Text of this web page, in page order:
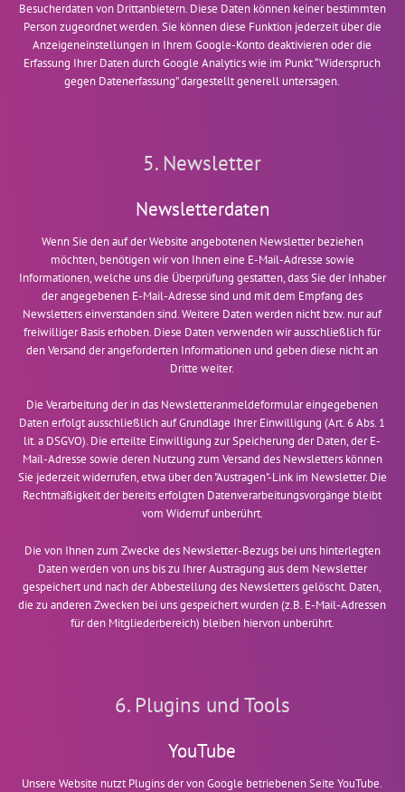
Besucherdaten von Drittanbietern. Diese Daten können keiner bestimmten
Person zugeordnet werden. Sie können diese Funktion jederzeit über die
Anzeigeneinstellungen in Ihrem Google-Konto deaktivieren oder die
Erfassung Ihrer Daten durch Google Analytics wie im Punkt “Widerspruch
gegen Datenerfassung” dargestellt generell untersagen.
5. Newsletter
Newsletterdaten
Wenn Sie den auf der Website angebotenen Newsletter beziehen
möchten, benötigen wir von Ihnen eine E-Mail-Adresse sowie
Informationen, welche uns die Überprüfung gestatten, dass Sie der Inhaber
der angegebenen E-Mail-Adresse sind und mit dem Empfang des
Newsletters einverstanden sind. Weitere Daten werden nicht bzw. nur auf
freiwilliger Basis erhoben. Diese Daten verwenden wir ausschließlich für
den Versand der angeforderten Informationen und geben diese nicht an
Dritte weiter.
Die Verarbeitung der in das Newsletteranmeldeformular eingegebenen
Daten erfolgt ausschließlich auf Grundlage Ihrer Einwilligung (Art. 6 Abs. 1
lit. a DSGVO). Die erteilte Einwilligung zur Speicherung der Daten, der E-
Mail-Adresse sowie deren Nutzung zum Versand des Newsletters können
Sie jederzeit widerrufen, etwa über den "Austragen"-Link im Newsletter. Die
Rechtmäßigkeit der bereits erfolgten Datenverarbeitungsvorgänge bleibt
vom Widerruf unberührt.
Die von Ihnen zum Zwecke des Newsletter-Bezugs bei uns hinterlegten
Daten werden von uns bis zu Ihrer Austragung aus dem Newsletter
gespeichert und nach der Abbestellung des Newsletters gelöscht. Daten,
die zu anderen Zwecken bei uns gespeichert wurden (z.B. E-Mail-Adressen
für den Mitgliederbereich) bleiben hiervon unberührt.
6. Plugins und Tools
YouTube
Unsere Website nutzt Plugins der von Google betriebenen Seite YouTube.